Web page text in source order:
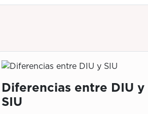
Diferencias entre DIU y
SIU